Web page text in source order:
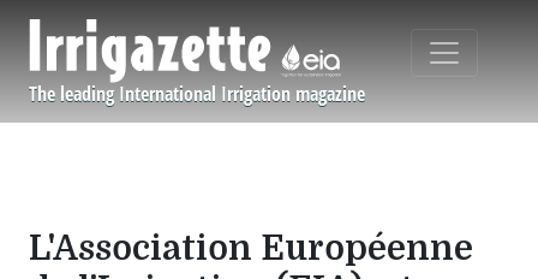
The leading International Irrigation magazine
Navigation principale
L'Association Européenne